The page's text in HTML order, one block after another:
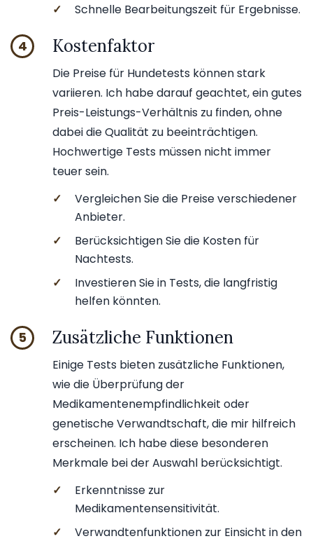
✓
Schnelle Bearbeitungszeit für Ergebnisse.
4 Kostenfaktor
Die Preise für Hundetests können stark
variieren. Ich habe darauf geachtet, ein gutes
Preis-Leistungs-Verhältnis zu finden, ohne
dabei die Qualität zu beeinträchtigen.
Hochwertige Tests müssen nicht immer
teuer sein.
✓
Vergleichen Sie die Preise verschiedener
Anbieter.
✓
Berücksichtigen Sie die Kosten für
Nachtests.
✓
Investieren Sie in Tests, die langfristig
helfen könnten.
5 Zusätzliche Funktionen
Einige Tests bieten zusätzliche Funktionen,
wie die Überprüfung der
Medikamentenempfindlichkeit oder
genetische Verwandtschaft, die mir hilfreich
erscheinen. Ich habe diese besonderen
Merkmale bei der Auswahl berücksichtigt.
✓
Erkenntnisse zur
Medikamentensensitivität.
✓
Verwandtenfunktionen zur Einsicht in den